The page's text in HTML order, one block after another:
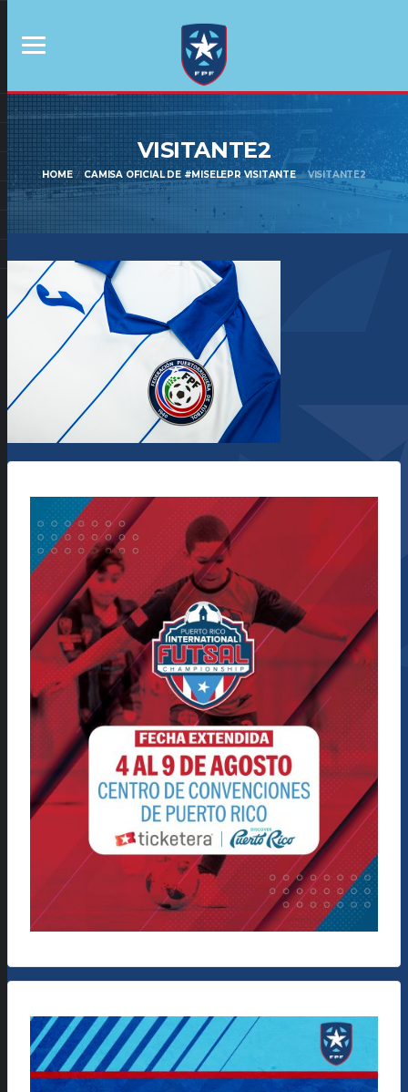
VISITANTE2
HOME CAMISA OFICIAL DE #MISELEPR VISITANTE VISITANTE2